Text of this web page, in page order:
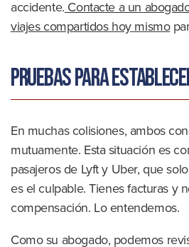
accidente. Contacte a un
viajes compartidos hoy mismo
Pruebas para
En muchas colisiones, ambos
mutuamente. Esta situación es
pasajeros de Lyft y Uber, que
es el culpable. Tienes facturas y
compensación. Lo entendemos.
Como su abogado, podemos